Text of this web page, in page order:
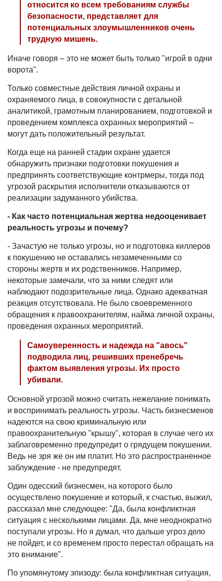
относится ко всем требованиям службы
безопасности, представляет для
потенциальных злоумышленников очень
трудную мишень.
Иначе говоря – это не может быть только "игрой в одни
ворота".
Только совместные действия личной охраны и
охраняемого лица, в совокупности с детальной
аналитикой, грамотным планированием, подготовкой и
проведением комплекса охранных мероприятий –
могут дать положительный результат.
Когда еще на ранней стадии охране удается
обнаружить признаки подготовки покушения и
предпринять соответствующие контрмеры, тогда под
угрозой раскрытия исполнители отказываются от
реализации задуманного убийства.
- Как часто потенциальная жертва недооценивает
реальность угрозы и почему?
- Зачастую не только угрозы, но и подготовка киллеров
к покушению не оставались незамеченными со
стороны жертв и их родственников. Например,
некоторые замечали, что за ними следят или
наблюдают подозрительные лица. Однако адекватная
реакция отсутствовала. Не было своевременного
обращения к правоохранителям, найма личной охраны,
проведения охранных мероприятий.
Самоуверенность и надежда на "авось"
подводила лиц, решивших пренебречь
фактом выявления угрозы. Их просто
убивали.
Основной угрозой можно считать нежелание понимать
и воспринимать реальность угрозы. Часть бизнесменов
надеются на свою криминальную или
правоохранительную "крышу", которая в случае чего их
заблаговременно предупредит о грядущем покушении.
Ведь не зря же он им платит. Но это распространенное
заблуждение - не предупредят.
Один одесский бизнесмен, на которого было
осуществлено покушение и который, к счастью, выжил,
рассказал мне следующее: "Да, была конфликтная
ситуация с несколькими лицами. Да, мне неоднократно
поступали угрозы. Но я думал, что дальше угроз дело
не пойдет, и со временем просто перестал обращать на
это внимание".
По упомянутому эпизоду: была конфликтная ситуация,